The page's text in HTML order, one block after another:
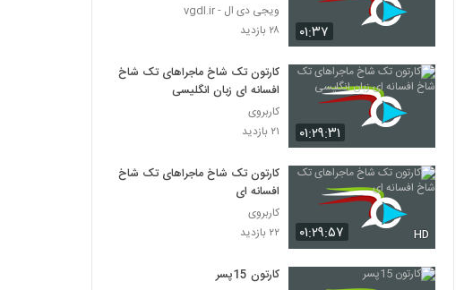
۰۱:۳۷
ویجی دی ال - vgdl.ir
۲۸ بازدید
۰۱:۲۹:۳۱
کارتون تک شاخ ماجراهای تک شاخ
افسانه ای زبان انگلیسی
کاربروی
۲۱ بازدید
۰۱:۲۹:۵۷ HD
کارتون تک شاخ ماجراهای تک شاخ
افسانه ای
کاربروی
۲۲ بازدید
کارتون 15پسر